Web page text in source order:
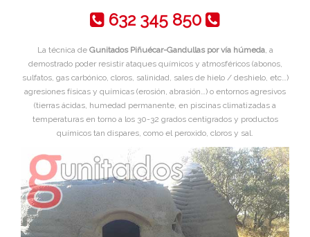
632 345 850
La técnica de Gunitados Piñuécar-Gandullas por vía húmeda, a
demostrado poder resistir ataques químicos y atmosféricos (abonos,
sulfatos, gas carbónico, cloros, salinidad, sales de hielo / deshielo, etc…)
agresiones físicas y químicas (erosión, abrasión…) o entornos agresivos
(tierras ácidas, humedad permanente, en piscinas climatizadas a
temperaturas en torno a los 30-32 grados centigrados y productos
químicos tan dispares, como el peroxido, cloros y sal.